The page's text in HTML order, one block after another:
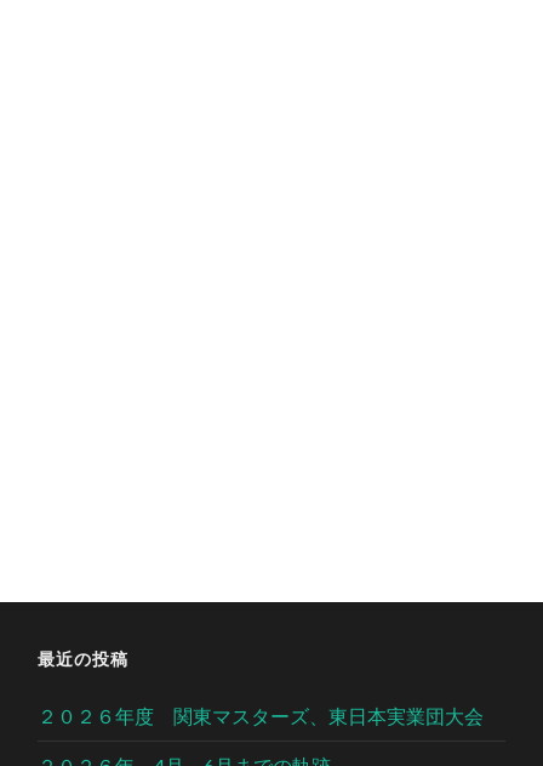
最近の投稿
２０２６年度 関東マスターズ、東日本実業団大会